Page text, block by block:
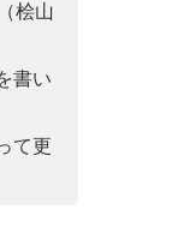
桧山
書い
て更